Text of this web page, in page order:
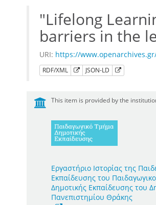
"Lifelong
barriers in the
URI: https://
RDF/XML JSON-LD
This item is provided by the
Εργαστήριο Ιστορίας της
Εκπαίδευσης του
Δημοτικής Εκπαίδευσης του
Πανεπιστημίου Θράκης